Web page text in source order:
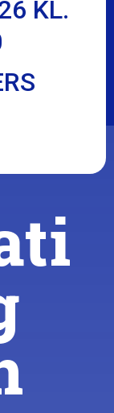
KL.